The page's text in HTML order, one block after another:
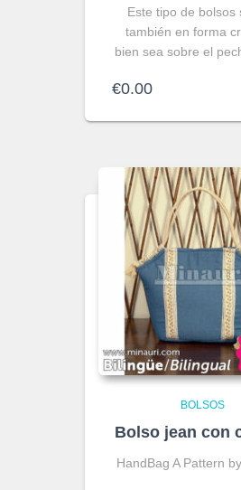
Este tipo de bolsos
también en forma
bien sea sobre el
€0.00
BOLSOS
Bolso jean con
HandBag A Pattern